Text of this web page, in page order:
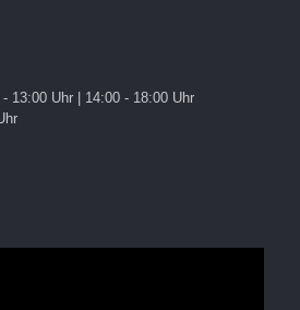
13:00 Uhr | 14:00 - 18:00 Uhr